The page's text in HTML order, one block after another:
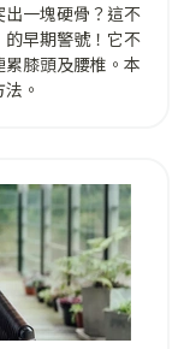
一塊硬骨？這不
早期警號！它不
膝頭及腰椎。本
。